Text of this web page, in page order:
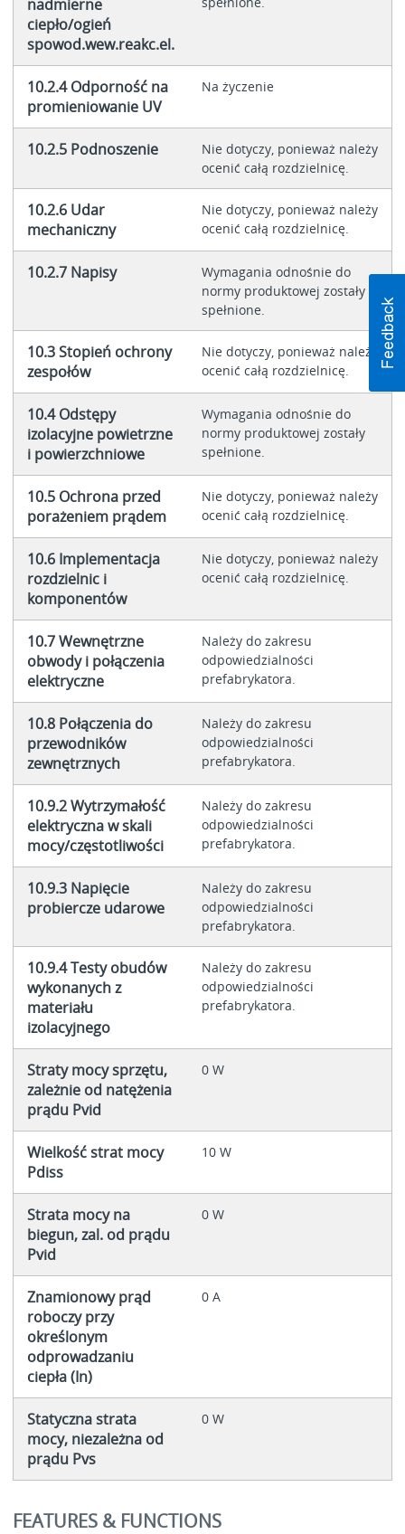
nadmierne
ciepło/ogień
spowod.wew.reakc.el.
10.2.4 Odporność na
promieniowanie UV
Na życzenie
10.2.5 Podnoszenie
Nie dotyczy, ponieważ należy
ocenić całą rozdzielnicę.
10.2.6 Udar
mechaniczny
Nie dotyczy, ponieważ należy
ocenić całą rozdzielnicę.
10.2.7 Napisy
Wymagania odnośnie do
normy produktowej zostały
spełnione.
10.3 Stopień ochrony
zespołów
Nie dotyczy, ponieważ należy
ocenić całą rozdzielnicę.
10.4 Odstępy
izolacyjne powietrzne
i powierzchniowe
Wymagania odnośnie do
normy produktowej zostały
spełnione.
10.5 Ochrona przed
porażeniem prądem
Nie dotyczy, ponieważ należy
ocenić całą rozdzielnicę.
10.6 Implementacja
rozdzielnic i
komponentów
Nie dotyczy, ponieważ należy
ocenić całą rozdzielnicę.
10.7 Wewnętrzne
obwody i połączenia
elektryczne
Należy do zakresu
odpowiedzialności
prefabrykatora.
10.8 Połączenia do
przewodników
zewnętrznych
Należy do zakresu
odpowiedzialności
prefabrykatora.
10.9.2 Wytrzymałość
elektryczna w skali
mocy/częstotliwości
Należy do zakresu
odpowiedzialności
prefabrykatora.
10.9.3 Napięcie
probiercze udarowe
Należy do zakresu
odpowiedzialności
prefabrykatora.
10.9.4 Testy obudów
wykonanych z
materiału
izolacyjnego
Należy do zakresu
odpowiedzialności
prefabrykatora.
Straty mocy sprzętu,
zależnie od natężenia
prądu Pvid
0 W
Wielkość strat mocy
Pdiss
10 W
Strata mocy na
biegun, zal. od prądu
Pvid
0 W
Znamionowy prąd
roboczy przy
określonym
odprowadzaniu
ciepła (In)
0 A
Statyczna strata
mocy, niezależna od
prądu Pvs
0 W
FEATURES & FUNCTIONS